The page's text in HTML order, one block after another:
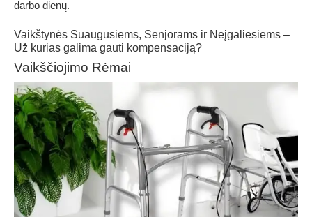
darbo dienų.
Vaikštynės Suaugusiems, Senjorams ir Neįgaliesiems –
Už kurias galima gauti kompensaciją?
Vaikščiojimo Rėmai